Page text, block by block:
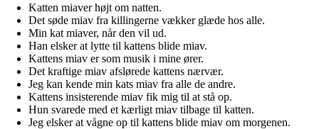
Katten miaver højt om natten.
Det søde miav fra killingerne vækker glæde hos alle.
Min kat miaver, når den vil ud.
Han elsker at lytte til kattens blide miav.
Kattens miav er som musik i mine ører.
Det kraftige miav afslørede kattens nærvær.
Jeg kan kende min kats miav fra alle de andre.
Kattens insisterende miav fik mig til at stå op.
Hun svarede med et kærligt miav tilbage til katten.
Jeg elsker at vågne op til kattens blide miav om morgenen.